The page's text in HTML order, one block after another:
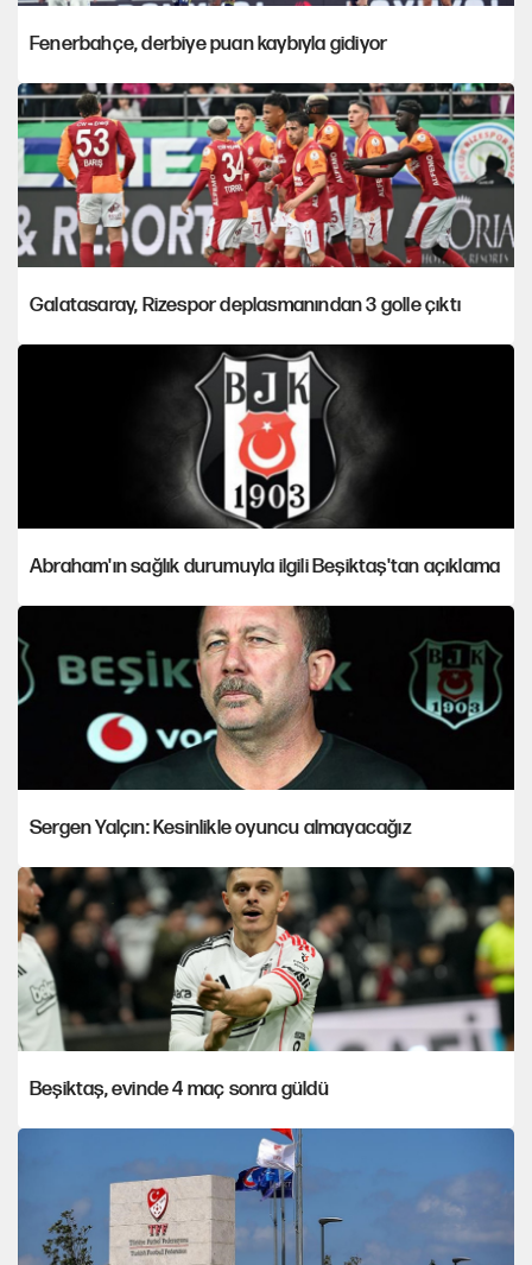
Fenerbahçe, derbiye puan kaybıyla gidiyor
Galatasaray, Rizespor deplasmanından 3 golle çıktı
Abraham'ın sağlık durumuyla ilgili Beşiktaş'tan açıklama
Sergen Yalçın: Kesinlikle oyuncu almayacağız
Beşiktaş, evinde 4 maç sonra güldü